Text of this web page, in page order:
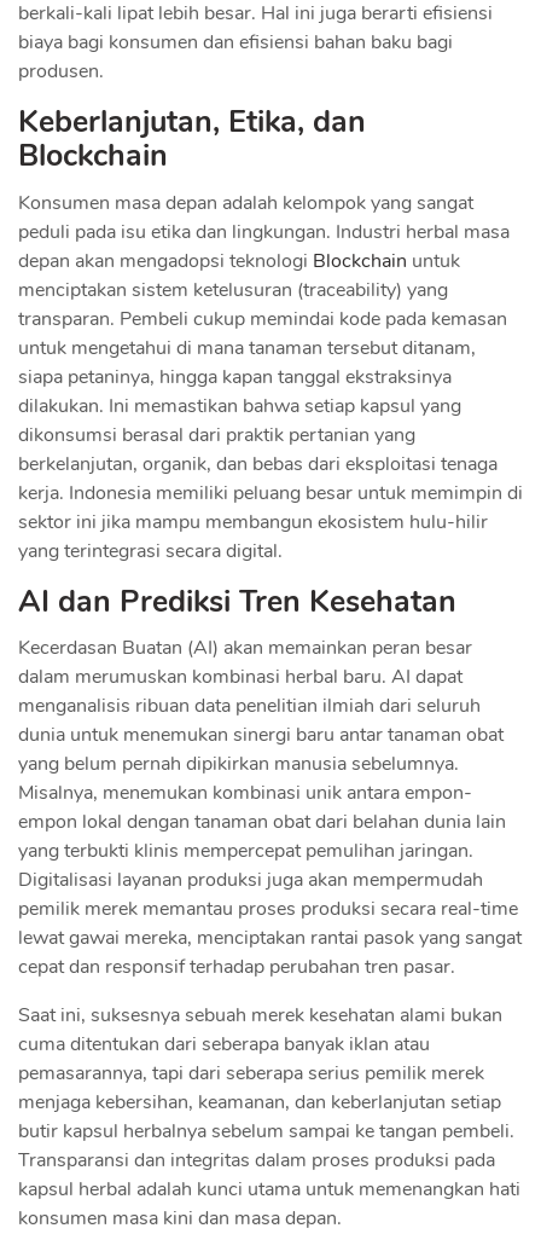
berkali-kali lipat lebih besar. Hal ini juga berarti efisiensi
biaya bagi konsumen dan efisiensi bahan baku bagi
produsen.
Keberlanjutan, Etika, dan
Blockchain
Konsumen masa depan adalah kelompok yang sangat
peduli pada isu etika dan lingkungan. Industri herbal masa
depan akan mengadopsi teknologi Blockchain untuk
menciptakan sistem ketelusuran (traceability) yang
transparan. Pembeli cukup memindai kode pada kemasan
untuk mengetahui di mana tanaman tersebut ditanam,
siapa petaninya, hingga kapan tanggal ekstraksinya
dilakukan. Ini memastikan bahwa setiap kapsul yang
dikonsumsi berasal dari praktik pertanian yang
berkelanjutan, organik, dan bebas dari eksploitasi tenaga
kerja. Indonesia memiliki peluang besar untuk memimpin di
sektor ini jika mampu membangun ekosistem hulu-hilir
yang terintegrasi secara digital.
AI dan Prediksi Tren Kesehatan
Kecerdasan Buatan (AI) akan memainkan peran besar
dalam merumuskan kombinasi herbal baru. AI dapat
menganalisis ribuan data penelitian ilmiah dari seluruh
dunia untuk menemukan sinergi baru antar tanaman obat
yang belum pernah dipikirkan manusia sebelumnya.
Misalnya, menemukan kombinasi unik antara empon-
empon lokal dengan tanaman obat dari belahan dunia lain
yang terbukti klinis mempercepat pemulihan jaringan.
Digitalisasi layanan produksi juga akan mempermudah
pemilik merek memantau proses produksi secara real-time
lewat gawai mereka, menciptakan rantai pasok yang sangat
cepat dan responsif terhadap perubahan tren pasar.
​Saat ini, suksesnya sebuah merek kesehatan alami bukan
cuma ditentukan dari seberapa banyak iklan atau
pemasarannya, tapi dari seberapa serius pemilik merek
menjaga kebersihan, keamanan, dan keberlanjutan setiap
butir kapsul herbalnya sebelum sampai ke tangan pembeli.
Transparansi dan integritas dalam proses produksi pada
kapsul herbal adalah kunci utama untuk memenangkan hati
konsumen masa kini dan masa depan.